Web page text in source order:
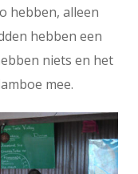
hebben, alleen
hebben een
niets en het
mee.